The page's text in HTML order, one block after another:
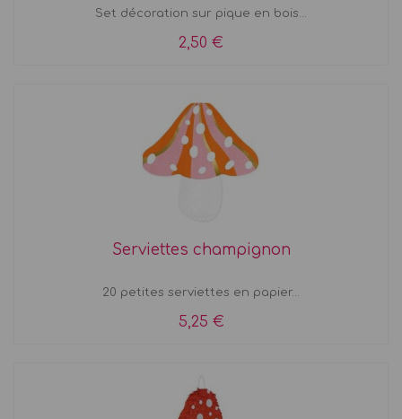
Set décoration sur pique en bois...
2,50 €
Serviettes champignon
20 petites serviettes en papier...
5,25 €